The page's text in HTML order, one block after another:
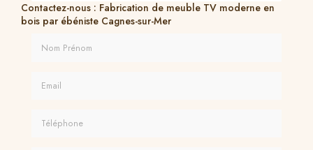
Contactez-nous : Fabrication de meuble TV moderne en
bois par ébéniste Cagnes-sur-Mer